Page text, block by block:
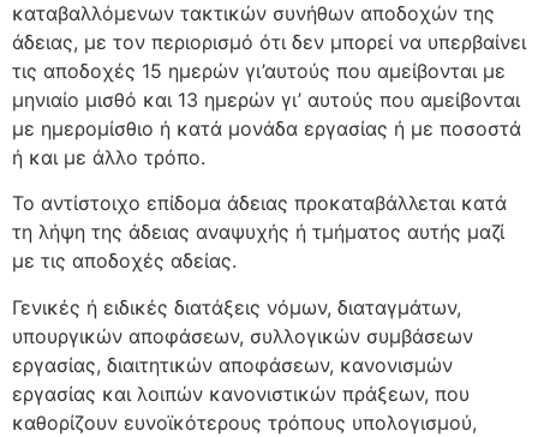
καταβαλλόμενων τακτικών συνήθων αποδοχών της
άδειας, με τον περιορισμό ότι δεν μπορεί να υπερβαίνει
τις αποδοχές 15 ημερών γι’αυτούς που αμείβονται με
μηνιαίο μισθό και 13 ημερών γι’ αυτούς που αμείβονται
με ημερομίσθιο ή κατά μονάδα εργασίας ή με ποσοστά
ή και με άλλο τρόπο.
Το αντίστοιχο επίδομα άδειας προκαταβάλλεται κατά
τη λήψη της άδειας αναψυχής ή τμήματος αυτής μαζί
με τις αποδοχές αδείας.
Γενικές ή ειδικές διατάξεις νόμων, διαταγμάτων,
υπουργικών αποφάσεων, συλλογικών συμβάσεων
εργασίας, διαιτητικών αποφάσεων, κανονισμών
εργασίας και λοιπών κανονιστικών πράξεων, που
καθορίζουν ευνοϊκότερους τρόπους υπολογισμού,